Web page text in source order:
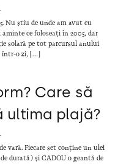
Nu știu de unde am avut eu
ce foloseați în 2005, dar
solară pe tot parcursul anului
într-o zi, […]
Care să
ultima plajă?
vară. Fiecare set conține un ulei
durată) și CADOU o geantă de